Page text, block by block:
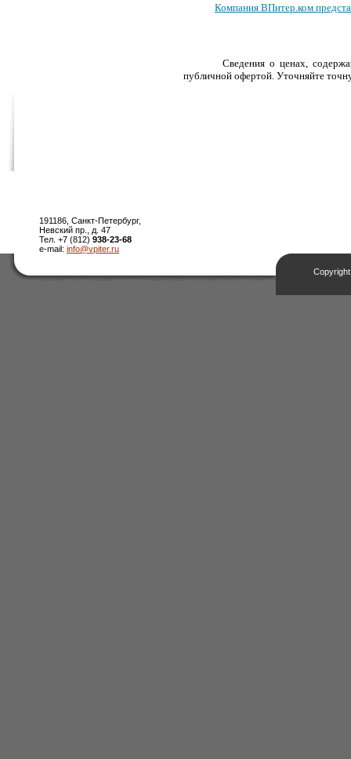
Компания ВПитер.ком
Сведения о ценах,
публичной офертой. Уточняйте
191186, Санкт-Петербург,
Невский пр., д. 47
Тел. +7 (812) 938-23-68
e-mail: info@vpiter.ru